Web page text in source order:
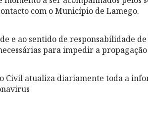
com o Município de Lamego.
e ao sentido de responsabilidade
para impedir a
Civil atualiza diariamente toda a